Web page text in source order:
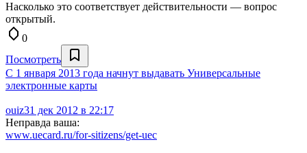
Насколько это соответствует действительности — вопрос
открытый.
0
Посмотреть
С 1 января 2013 года начнут выдавать Универсальные
электронные карты
ouiz31 дек 2012 в 22:17
Неправда ваша:
www.uecard.ru/for-sitizens/get-uec